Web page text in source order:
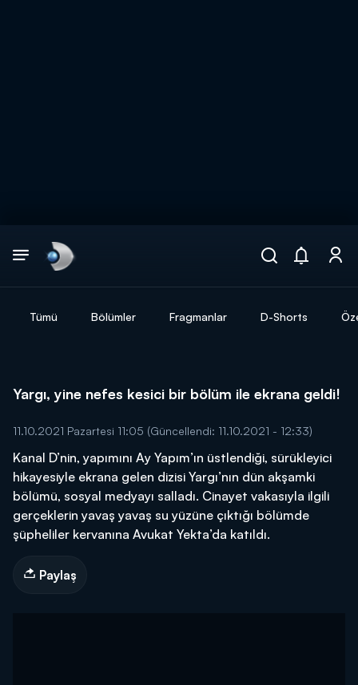
Tümü Bölümler Fragmanlar D-Shorts
Yargı, yine nefes kesici bir bölüm ile ekrana geldi!
11.10.2021 Pazartesi 11:05 (Güncellendi: 11.10.2021 - 12:33)
Kanal D’nin, yapımını Ay Yapım’ın üstlendiği, sürükleyici
hikayesiyle ekrana gelen dizisi Yargı’nın dün akşamki
bölümü, sosyal medyayı salladı. Cinayet vakasıyla ilgili
gerçeklerin yavaş yavaş su yüzüne çıktığı bölümde
şüpheliler kervanına Avukat Yekta’da katıldı.
Paylaş